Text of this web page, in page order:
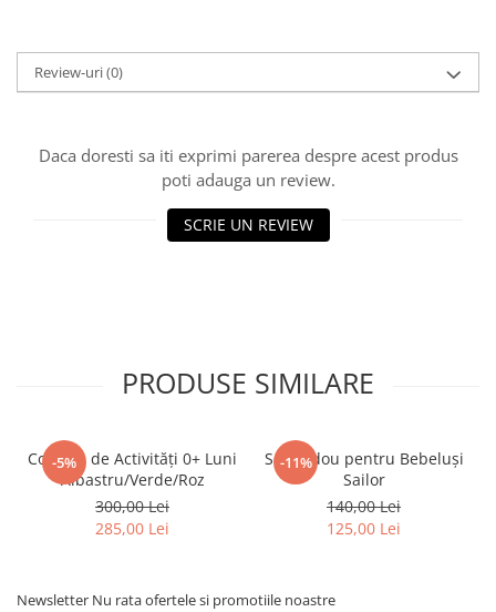
Review-uri(0)
Daca doresti sa iti exprimi parerea despre acest produs
poti adauga un review.
SCRIE UN REVIEW
PRODUSE SIMILARE
-5%
Covoraș de Activități 0+ Luni
Albastru/Verde/Roz
300,00 Lei
285,00 Lei
-11%
Set Cadou pentru Bebeluși
Sailor
140,00 Lei
125,00 Lei
Newsletter Nu rata ofertele si promotiile noastre